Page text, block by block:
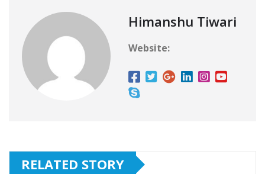
Himanshu Tiwari
Website:
RELATED STORY